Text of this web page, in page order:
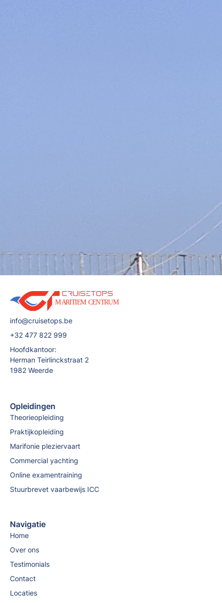
info@cruisetops.be
+32 477 822 999
Hoofdkantoor:
Herman Teirlinckstraat 2
1982 Weerde
Opleidingen
Theorieopleiding
Praktijkopleiding
Marifonie pleziervaart
Commercial yachting
Online examentraining
Stuurbrevet vaarbewijs ICC
Navigatie
Home
Over ons
Testimonials
Contact
Locaties